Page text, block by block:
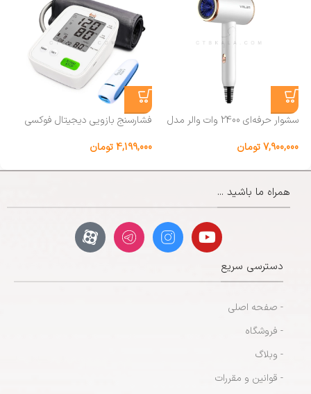
سشوار حرفه‌ای 2400 وات والر مدل
7,900,000تومان
فشارسنج بازویی دیجیتال فوکسی
4,199,000تومان
همراه ما باشید ...
دسترسی سریع
- صفحه اصلی
- فروشگاه
- وبلاگ
- قوانین و مقررات